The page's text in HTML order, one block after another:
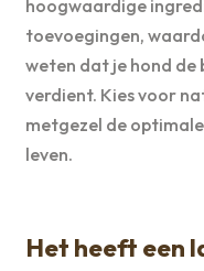
hoogwaardige
toevoegingen,
weten dat je hond de
verdient. Kies voor
metgezel de
leven.
Het heeft een